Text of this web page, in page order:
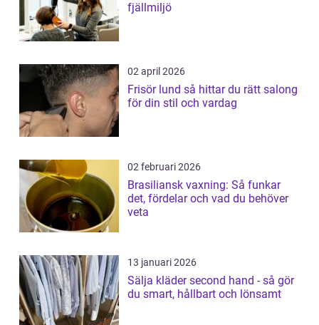
fjällmiljö
02 april 2026
Frisör lund så hittar du rätt salong
för din stil och vardag
02 februari 2026
Brasiliansk vaxning: Så funkar
det, fördelar och vad du behöver
veta
13 januari 2026
Sälja kläder second hand - så gör
du smart, hållbart och lönsamt